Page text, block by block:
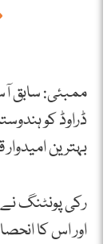
ممبئی: سابق
ڈراوڈ کو
بہترین امیدوار
رکی پونٹنگ نے
اور اس کا